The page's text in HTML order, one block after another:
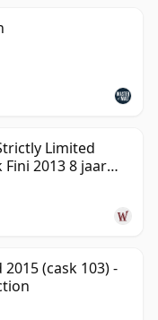
Limited
2013 8 jaar
(cask 103) -